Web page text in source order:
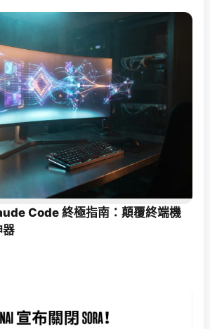
Code 終極指南：顛覆終端機
器